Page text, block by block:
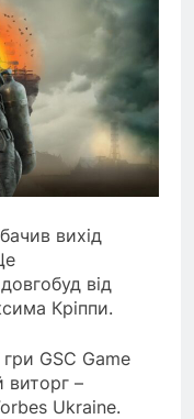
вихід
від
Кріппи.
GSC Game
виторг –
Ukraine.